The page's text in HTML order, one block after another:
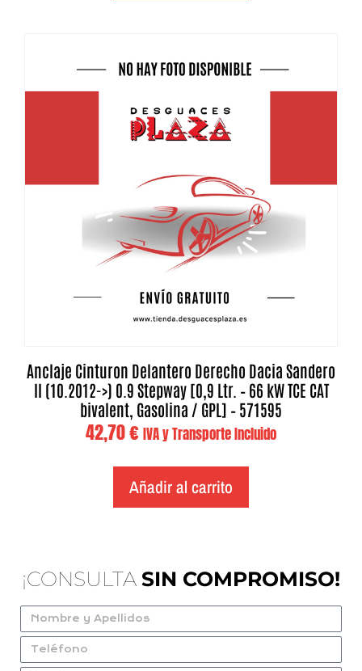
Anclaje Cinturon Delantero Derecho Dacia Sandero
II (10.2012->) 0.9 Stepway [0,9 Ltr. – 66 kW TCE CAT
bivalent, Gasolina / GPL] – 571595
42,70€ IVA y Transporte Incluido
Añadir al carrito
¡CONSULTA SIN COMPROMISO!